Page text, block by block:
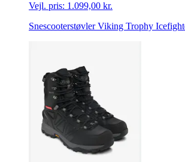
Vejl. pris: 1.099,00 kr.
Snescooterstøvler Viking Trophy